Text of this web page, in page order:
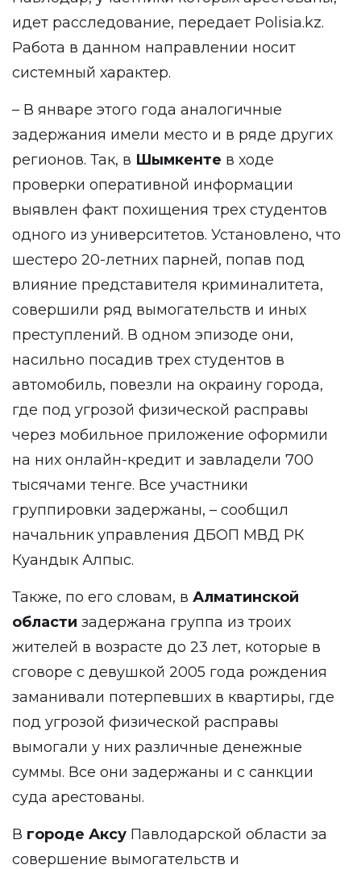
идет расследование, передает Polisia.kz.
Работа в данном направлении носит
системный характер.
– В январе этого года аналогичные
задержания имели место и в ряде других
регионов. Так, в Шымкенте в ходе
проверки оперативной информации
выявлен факт похищения трех студентов
одного из университетов. Установлено, что
шестеро 20-летних парней, попав под
влияние представителя криминалитета,
совершили ряд вымогательств и иных
преступлений. В одном эпизоде они,
насильно посадив трех студентов в
автомобиль, повезли на окраину города,
где под угрозой физической расправы
через мобильное приложение оформили
на них онлайн-кредит и завладели 700
тысячами тенге. Все участники
группировки задержаны, – сообщил
начальник управления ДБОП МВД РК
Куандык Алпыс.
Также, по его словам, в Алматинской
области задержана группа из троих
жителей в возрасте до 23 лет, которые в
сговоре с девушкой 2005 года рождения
заманивали потерпевших в квартиры, где
под угрозой физической расправы
вымогали у них различные денежные
суммы. Все они задержаны и с санкции
суда арестованы.
В городе Аксу Павлодарской области за
совершение вымогательств и